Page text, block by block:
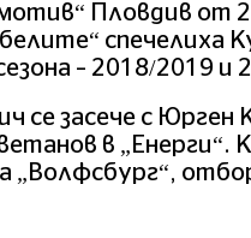
Пловдив от
спечелиха
– 2018/2019 и
се засече с Юрген
в „Енерги“.
„Волфсбург“,